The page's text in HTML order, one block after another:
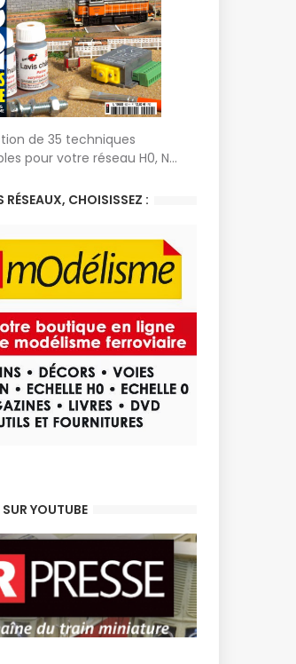
de 35 techniques
pour votre réseau H0, N...
RÉSEAUX, CHOISISSEZ :
SUR YOUTUBE